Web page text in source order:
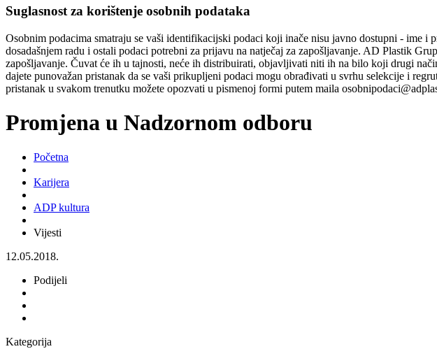
Suglasnost za korištenje osobnih podataka
Osobnim podacima smatraju se vaši identifikacijski podaci koji inače nisu javno dostupni - ime i
dosadašnjem radu i ostali podaci potrebni za prijavu na natječaj za zapošljavanje. AD Plastik
zapošljavanje. Čuvat će ih u tajnosti, neće ih distribuirati, objavljivati niti ih na bilo koji drugi
dajete punovažan pristanak da se vaši prikupljeni podaci mogu obrađivati u svrhu selekcije i
pristanak u svakom trenutku možete opozvati u pismenoj formi putem maila
Promjena u Nadzornom odboru
Početna
Karijera
ADP kultura
Vijesti
12.05.2018.
Podijeli
Kategorija